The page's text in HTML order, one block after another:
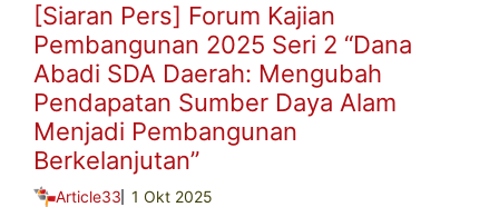
[Siaran Pers] Forum Kajian
Pembangunan 2025 Seri 2 “Dana
Abadi SDA Daerah: Mengubah
Pendapatan Sumber Daya Alam
Menjadi Pembangunan
Berkelanjutan”
Article33 1 Okt 2025